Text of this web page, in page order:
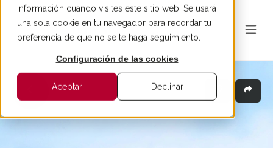
información cuando visites este sitio web. Se usará
una sola cookie en tu navegador para recordar tu
preferencia de que no se te haga seguimiento.
Configuración de las cookies
Aceptar Declinar